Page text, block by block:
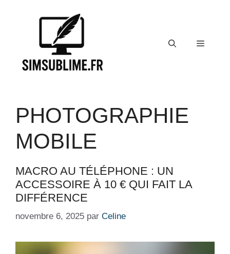
Menu
PHOTOGRAPHIE
MOBILE
MACRO AU TÉLÉPHONE : UN
ACCESSOIRE À 10 € QUI FAIT LA
DIFFÉRENCE
novembre 6, 2025 par Celine